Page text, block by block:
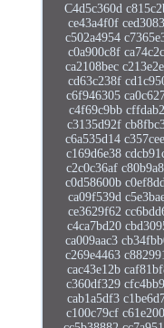
C4d5c360d
ce43a4f0f
c502a4954
c0a900c8f
ca2108bec
cd63c238f
c6f946305
c4f69c9bb
c3135d92f
c6a535d14
c169d6e38
c2c0c36af
c0d58600b
ca09f539d
ce3629f62
c4ca7bd20
ca009aac3
c269e4463
cac43e12b
c360df329
cab1a5df3
c100c79cf